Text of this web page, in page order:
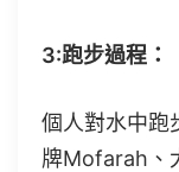
3:跑步過程：
個人對水中跑
牌Mofarah、